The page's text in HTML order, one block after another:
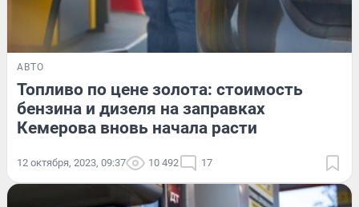
АВТО
Топливо по цене золота: стоимость
бензина и дизеля на заправках
Кемерова вновь начала расти
12 октября, 2023, 09:37 10 492 17